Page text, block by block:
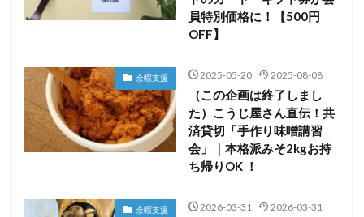
員特別価格に！【500円
OFF】
余暇支援 2025-05-20 2025-08-08
（この企画は終了しまし
た）こうじ屋さん直伝！共
済貸切「手作り味噌講習
会」｜本格派みそ2kgお持
ち帰りOK ！
余暇支援 2026-03-31 2026-03-31